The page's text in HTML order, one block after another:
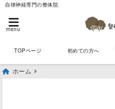
自律神経専門の整体院
menu
TOPページ 初めての方へ
ホーム